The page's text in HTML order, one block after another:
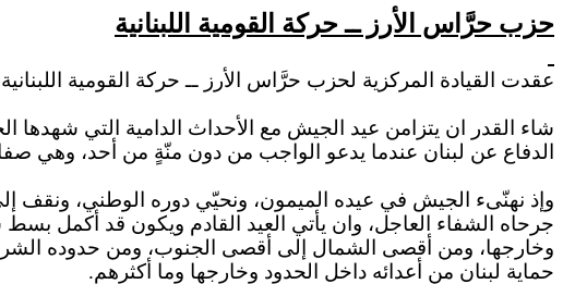
حزب حرَّاس الأرز ــ حركة القومية اللبنانية
عقدت القيادة المركزية لحزب حرَّاس الأرز ــ حركة القومية
شاء القدر ان يتزامن عيد الجيش مع الأحداث الدامية التي شهدها
الدفاع عن لبنان عندما يدعو الواجب من دون منّةٍ من أحد، وهي صفات
وإذ نهنّىء الجيش في عيده الميمون، ونحيّي دوره الوطني، ونقف إلى
جرحاه الشفاء العاجل، وان يأتي العيد القادم ويكون قد أكمل بسط
وخارجها، ومن أقصى الشمال إلى أقصى الجنوب، ومن حدوده
حماية لبنان من أعدائه داخل الحدود وخارجها وما أكثرهم.